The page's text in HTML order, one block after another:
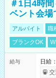
＃1日4時
ベント会場
アルバイト 職
ブランクOK
給与
日給
交